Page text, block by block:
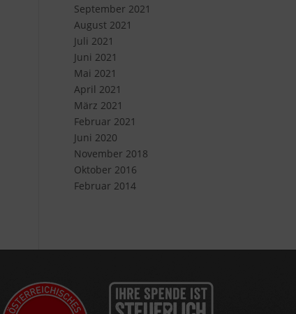
September 2021
August 2021
Juli 2021
Juni 2021
Mai 2021
April 2021
März 2021
Februar 2021
Juni 2020
November 2018
Oktober 2016
Februar 2014